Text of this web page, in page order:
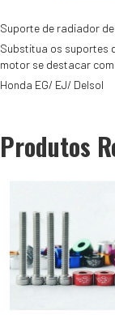
Radiador
EG/
EJ
Delsol
Suporte de radiador
Substitua os suportes
motor se destacar
Honda EG/ EJ/ Delsol
Produtos